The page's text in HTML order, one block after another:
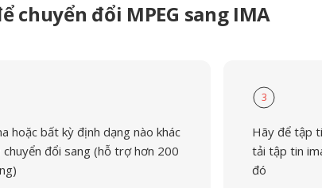
chuyển đổi MPEG sang IMA
hoặc bất kỳ định dạng nào khác
chuyển đổi sang (hỗ trợ hơn 200
3
Hãy để tập
tải tập tin
đó